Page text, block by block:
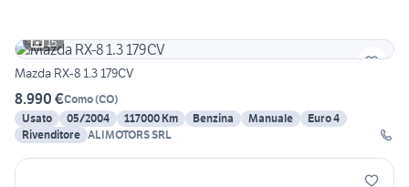
15
Mazda RX-8 1.3 179CV
8.990 €Como(CO)
Usato
05/2004 117000 Km Benzina Manuale
Euro 4
Rivenditore ALIMOTORS SRL